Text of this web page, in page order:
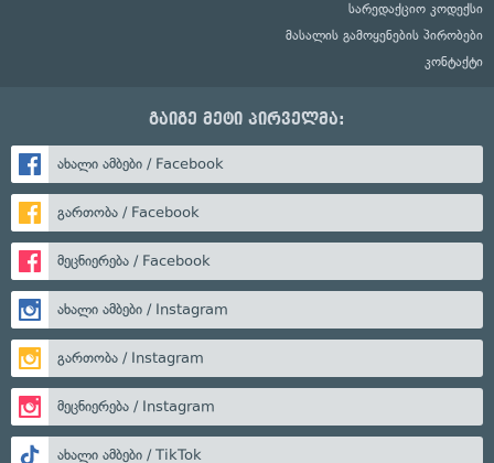
სარედაქციო კოდექსი
მასალის გამოყენების პირობები
კონტაქტი
გაიგე მეტი პირველმა:
ახალი ამბები / Facebook
გართობა / Facebook
მეცნიერება / Facebook
ახალი ამბები / Instagram
გართობა / Instagram
მეცნიერება / Instagram
ახალი ამბები / TikTok